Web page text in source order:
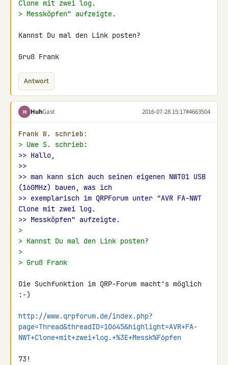
Clone mit zwei log.
> Messköpfen" aufzeigte.
Kannst Du mal den Link posten?
Gruß Frank
Antwort
H HuhGast 2016-07-28 15:17#4663504
Frank W. schrieb:
> Uwe S. schrieb:
>> Hallo,
>>
>> man kann sich auch seinen eigenen NWT01 USB
(160MHz) bauen, was ich
>> exemplarisch im QRPForum unter "AVR FA-NWT
Clone mit zwei log.
>> Messköpfen" aufzeigte.
>
> Kannst Du mal den Link posten?
>
> Gruß Frank
Die Suchfunktion im QRP-Forum macht's möglich
:-)
http://www.qrpforum.de/index.php?
page=Thread&threadID=10645&highlight=AVR+FA-
NWT+Clone+mit+zwei+log.+%3E+Messk%F6pfen
73!